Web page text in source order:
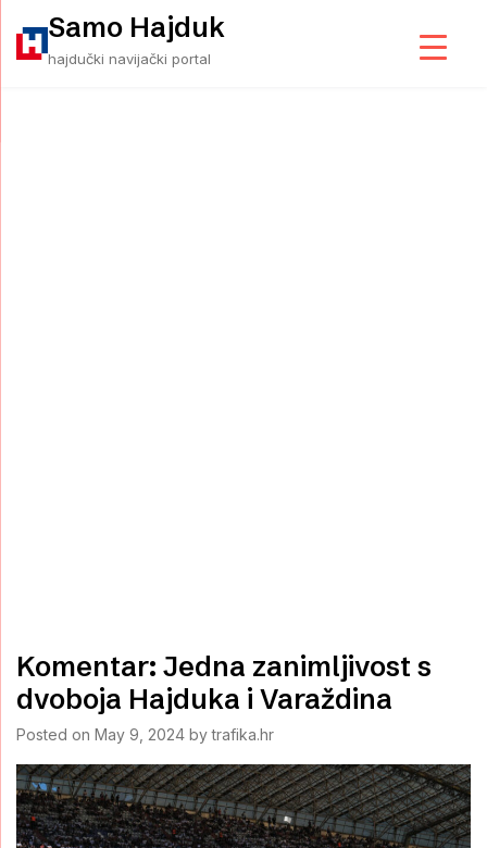
content
Samo Hajduk
hajdučki navijački portal
Komentar: Jedna zanimljivost s
dvoboja Hajduka i Varaždina
Posted on May 9, 2024 bytrafika.hr